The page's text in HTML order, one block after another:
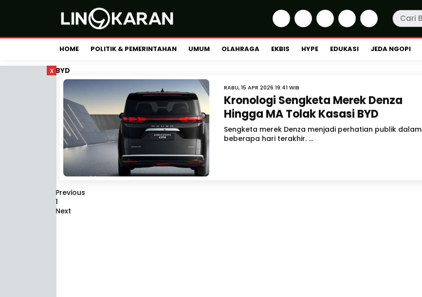
HOME POLITIK & PEMERINTAHAN UMUM OLAHRAGA EKBIS HYPE EDUKASI JEDA NGOPI
x BYD
RABU, 15 APR 2026 19:41 WIB
Kronologi Sengketa Merek Denza
Hingga MA Tolak Kasasi BYD
Sengketa merek Denza menjadi perhatian publik dalam
beberapa hari terakhir. ...
Previous
1
Next